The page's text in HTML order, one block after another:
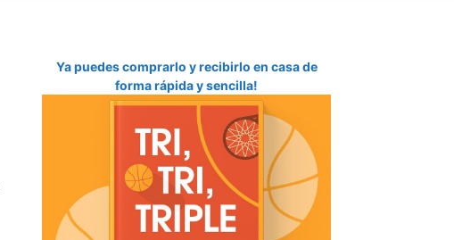
Ya puedes comprarlo y recibirlo en casa de
forma rápida y sencilla!